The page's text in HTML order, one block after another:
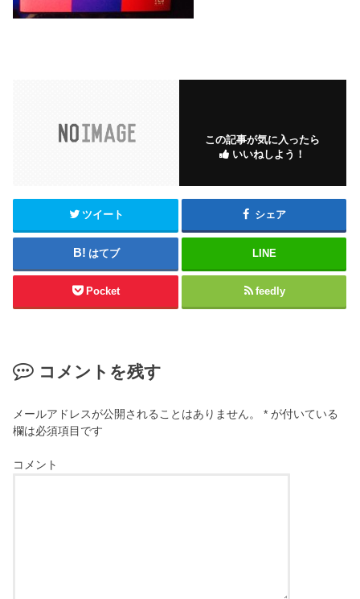
この記事が気に入ったら
いいねしよう！
ツイート シェア
はてブ LINE
Pocket feedly
コメントを残す
メールアドレスが公開されることはありません。 * が付いている
欄は必須項目です
コメント